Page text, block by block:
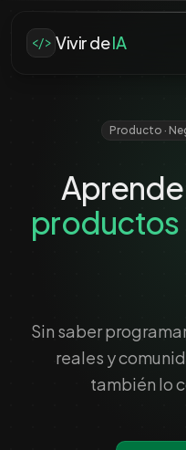
Saltar al contenido principal
</> Vivir deIA
Producto ·
Aprende
productos
Sin saber
reales y
también lo